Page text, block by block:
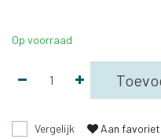
Op voorraad
Vergelijk Aan